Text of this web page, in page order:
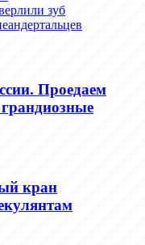
зуб
Проедаем
кран